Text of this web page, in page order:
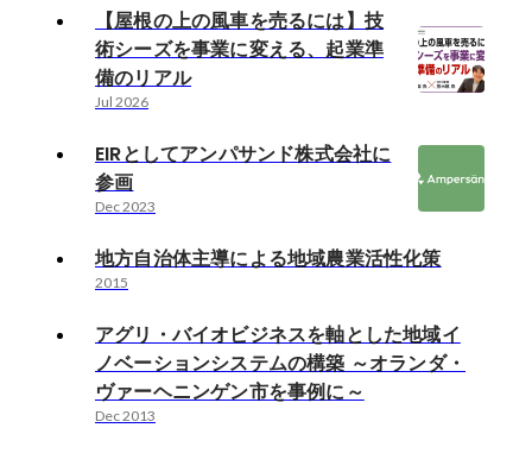
【屋根の上の風車を売るには】技
術シーズを事業に変える、起業準
備のリアル
Jul 2026
EIRとしてアンパサンド株式会社に
参画
Dec 2023
地方自治体主導による地域農業活性化策
2015
アグリ・バイオビジネスを軸とした地域イ
ノベーションシステムの構築 ～オランダ・
ヴァーヘニンゲン市を事例に～
Dec 2013